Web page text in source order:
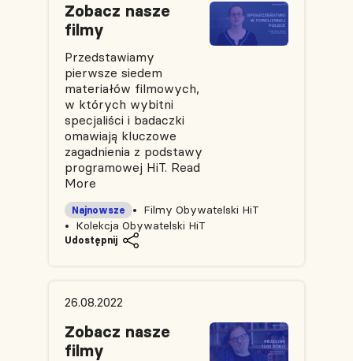
Zobacz nasze
filmy
Przedstawiamy
pierwsze siedem
materiałów filmowych,
w których wybitni
specjaliści i badaczki
omawiają kluczowe
zagadnienia z podstawy
programowej HiT. Read
More
Filmy Obywatelski HiT
Najnowsze
Kolekcja Obywatelski HiT
Udostępnij
26.08.2022
Zobacz nasze
filmy